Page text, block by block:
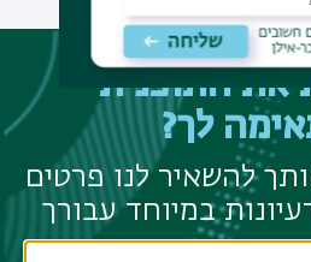
את התוכנית
לך?
להשאיר לנו פרטים
במיוחד עבורך